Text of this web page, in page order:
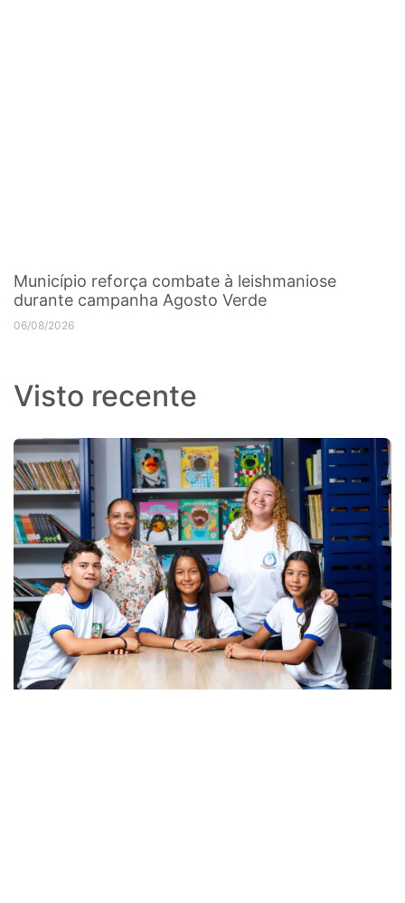
Município reforça combate à leishmaniose
durante campanha Agosto Verde
06/08/2026
Visto recente